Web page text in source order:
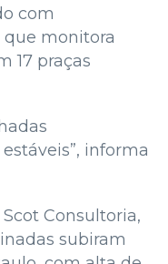
com
monitora
17 praças
informa
Consultoria,
subiram